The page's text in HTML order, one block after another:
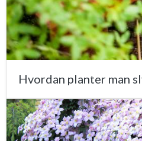
Hvordan planter man